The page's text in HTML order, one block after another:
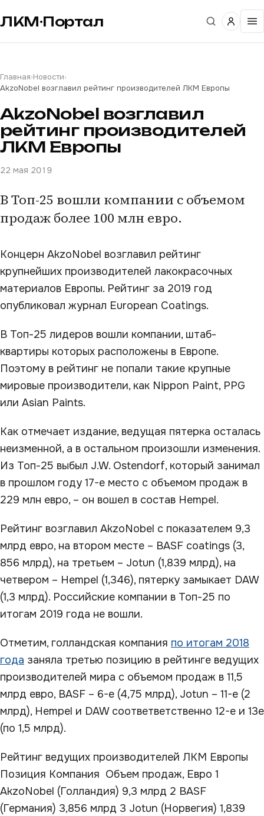
ЛКМ·Портал
Главная›Новости›
AkzoNobel возглавил рейтинг производителей ЛКМ Европы
AkzoNobel возглавил
рейтинг производителей
ЛКМ Европы
22 мая 2019
В Топ-25 вошли компании с объемом
продаж более 100 млн евро.
Концерн AkzoNobel возглавил рейтинг
крупнейших производителей лакокрасочных
материалов Европы. Рейтинг за 2019 год
опубликовал журнал European Coatings.
В Топ-25 лидеров вошли компании, штаб-
квартиры которых расположены в Европе.
Поэтому в рейтинг не попали такие крупные
мировые производители, как Nippon Paint, PPG
или Asian Paints.
Как отмечает издание, ведущая пятерка осталась
неизменной, а в остальном произошли изменения.
Из Топ-25 выбыл J.W. Ostendorf, который занимал
в прошлом году 17-е место с объемом продаж в
229 млн евро, – он вошел в состав Hempel.
Рейтинг возглавил AkzoNobel с показателем 9,3
млрд евро, на втором месте – BASF coatings (3,
856 млрд), на третьем – Jotun (1,839 млрд), на
четвером – Hempel (1,346), пятерку замыкает DAW
(1,3 млрд). Российские компании в Топ-25 по
итогам 2019 года не вошли.
Отметим, голландская компания по итогам 2018
года заняла третью позицию в рейтинге ведущих
производителей мира с объемом продаж в 11,5
млрд евро, BASF – 6-е (4,75 млрд), Jotun – 11-е (2
млрд), Hempel и DAW соответветственно 12-е и 13е
(по 1,5 млрд).
Рейтинг ведущих производителей ЛКМ Европы
Позиция Компания Объем продаж, Евро 1
AkzoNobel (Голландия) 9,3 млрд 2 BASF
(Германия) 3,856 млрд 3 Jotun (Норвегия) 1,839